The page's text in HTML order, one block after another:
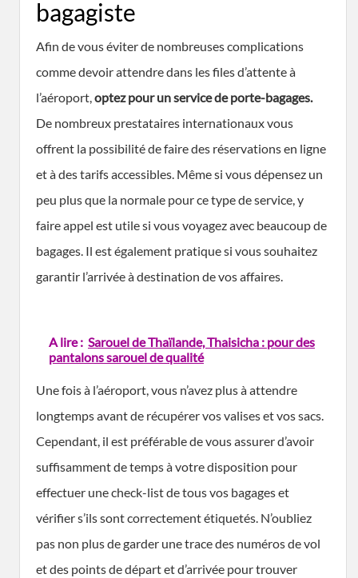
bagagiste
Afin de vous éviter de nombreuses complications
comme devoir attendre dans les files d’attente à
l’aéroport,optez pour un service de porte-bagages.
De nombreux prestataires internationaux vous
offrent la possibilité de faire des réservations en ligne
et à des tarifs accessibles. Même si vous dépensez un
peu plus que la normale pour ce type de service, y
faire appel est utile si vous voyagez avec beaucoup de
bagages. Il est également pratique si vous souhaitez
garantir l’arrivée à destination de vos affaires.
A lire : Sarouel de Thaïlande, Thaisicha : pour des
pantalons sarouel de qualité
Une fois à l’aéroport, vous n’avez plus à attendre
longtemps avant de récupérer vos valises et vos sacs.
Cependant, il est préférable de vous assurer d’avoir
suffisamment de temps à votre disposition pour
effectuer une check-list de tous vos bagages et
vérifier s’ils sont correctement étiquetés. N’oubliez
pas non plus de garder une trace des numéros de vol
et des points de départ et d’arrivée pour trouver